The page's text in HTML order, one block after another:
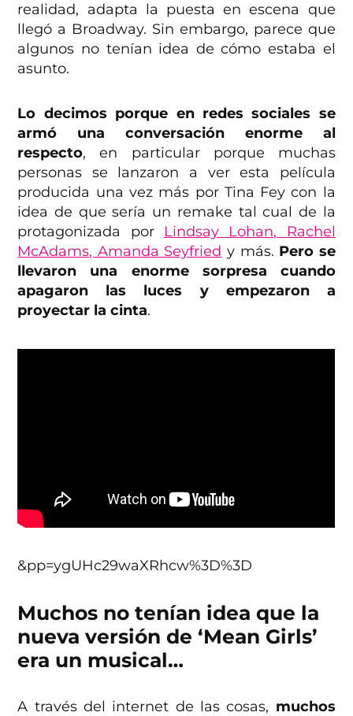
realidad, adapta la puesta en escena que
llegó a Broadway. Sin embargo, parece que
algunos no tenían idea de cómo estaba el
asunto.
Lo decimos porque en redes sociales se
armó una conversación enorme al
respecto, en particular porque muchas
personas se lanzaron a ver esta película
producida una vez más por Tina Fey con la
idea de que sería un remake tal cual de la
protagonizada por Lindsay Lohan, Rachel
McAdams, Amanda Seyfried y más. Pero se
llevaron una enorme sorpresa cuando
apagaron las luces y empezaron a
proyectar la cinta.
&pp=ygUHc29waXRhcw%3D%3D
Muchos no tenían idea que la
nueva versión de ‘Mean Girls’
era un musical…
A través del internet de las cosas, muchos